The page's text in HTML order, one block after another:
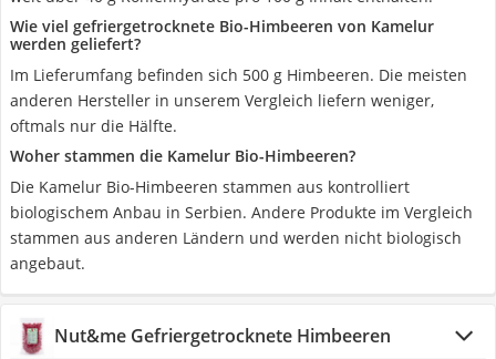
Wie viel gefriergetrocknete Bio-Himbeeren von Kamelur
werden geliefert?
Im Lieferumfang befinden sich 500 g Himbeeren. Die meisten
anderen Hersteller in unserem Vergleich liefern weniger,
oftmals nur die Hälfte.
Woher stammen die Kamelur Bio-Himbeeren?
Die Kamelur Bio-Himbeeren stammen aus kontrolliert
biologischem Anbau in Serbien. Andere Produkte im Vergleich
stammen aus anderen Ländern und werden nicht biologisch
angebaut.
Nut&me Gefriergetrocknete Himbeeren